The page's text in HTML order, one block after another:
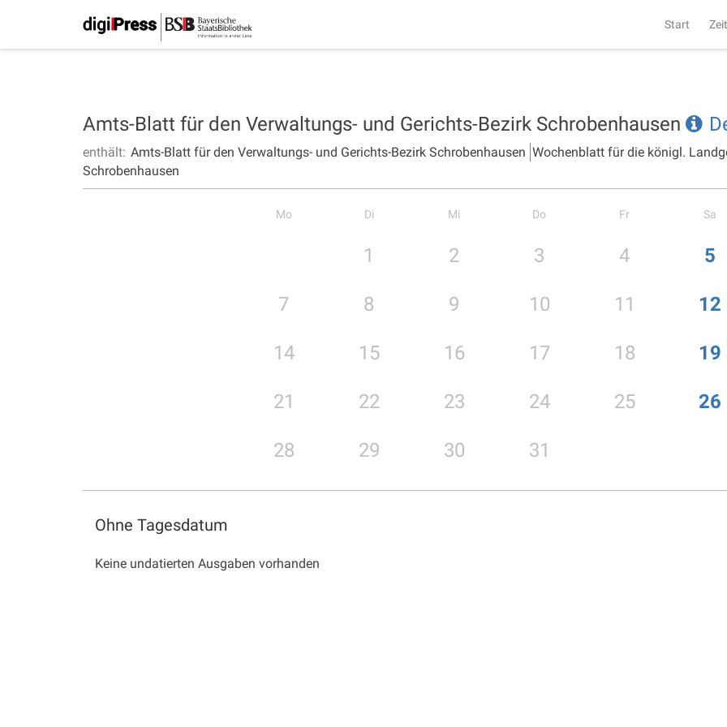
Start
Amts-Blatt für den Verwaltungs- und Gerichts-Bezirk Schrobenhausen
enthält: Amts-Blatt für den Verwaltungs- und Gerichts-Bezirk Schrobenhausen Wochenblatt für die königl.
Schrobenhausen
Mo Di Mi Do Fr Sa
1 2 3 4 5
7 8 9 10 11 12
14 15 16 17 18 19
21 22 23 24 25 26
28 29 30 31
Ohne Tagesdatum
Keine undatierten Ausgaben vorhanden